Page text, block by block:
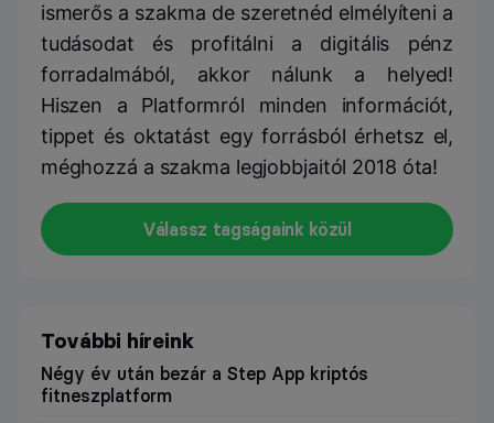
ismerős a szakma de szeretnéd elmélyíteni a
tudásodat és profitálni a digitális pénz
forradalmából, akkor nálunk a helyed!
Hiszen a Platformról minden információt,
tippet és oktatást egy forrásból érhetsz el,
méghozzá a szakma legjobbjaitól 2018 óta!
Válassz tagságaink közül
További híreink
Négy év után bezár a Step App kriptós
fitneszplatform